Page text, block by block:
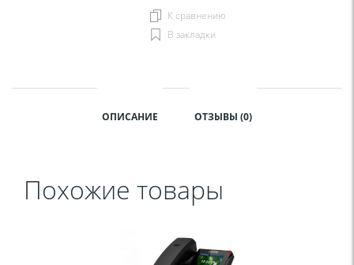
К сравнению
В закладки
ОПИСАНИЕ ОТЗЫВЫ (0)
Похожие товары